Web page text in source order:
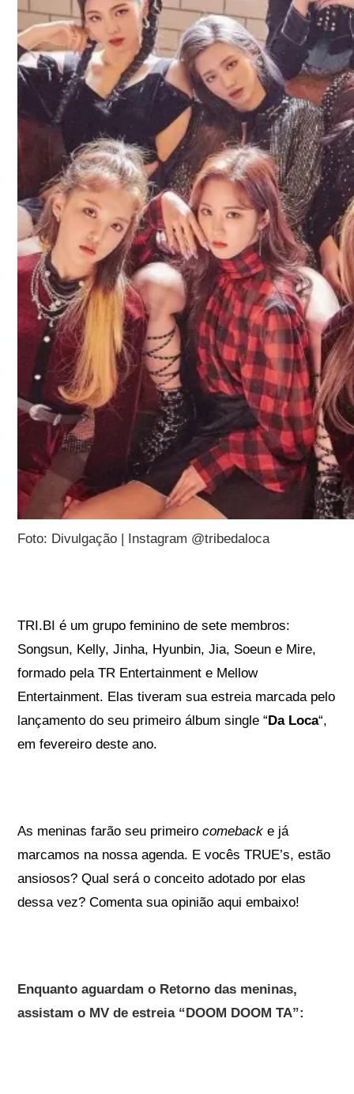
Foto: Divulgação | Instagram @tribedaloca
TRI.BI é um grupo feminino de sete membros:
Songsun, Kelly, Jinha, Hyunbin, Jia, Soeun e Mire,
formado pela TR Entertainment e Mellow
Entertainment. Elas tiveram sua estreia marcada pelo
lançamento do seu primeiro álbum single “ Da Loca“,
em fevereiro deste ano.
As meninas farão seu primeirocomeback e já
marcamos na nossa agenda. E vocês TRUE’s, estão
ansiosos? Qual será o conceito adotado por elas
dessa vez? Comenta sua opinião aqui embaixo!
Enquanto aguardam o Retorno das meninas,
assistam o MV de estreia “DOOM DOOM TA”: